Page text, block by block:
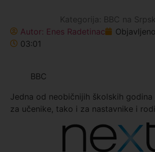
Kategorija: BBC na
Autor: Enes Radetinac
03:01
BBC
Jedna od neobičnijih školskih
za učenike, tako i za nastavnike i